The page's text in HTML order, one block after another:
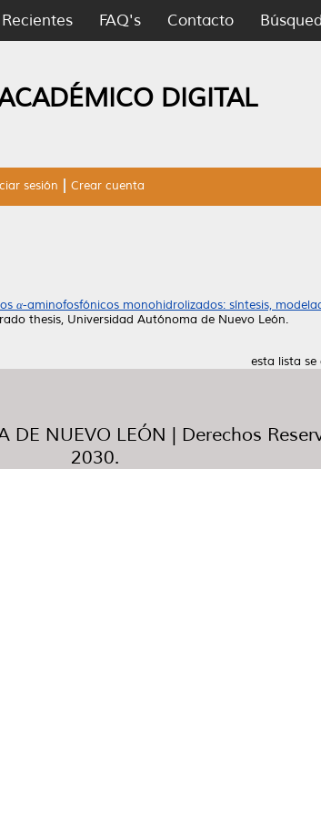
FAQ's Contacto
DIGITAL
sesión Crear cuenta
α-aminofosfónicos monohidrolizados: síntesis,
thesis, Universidad Autónoma de Nuevo León.
esta lista se
DE NUEVO LEÓN | Derechos
2030.